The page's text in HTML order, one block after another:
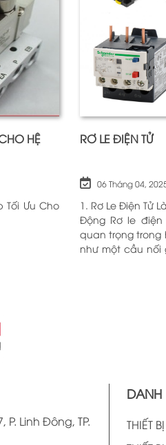
HỆ
Tối Ưu Cho
RƠ LE ĐIỆN TỬ
06 Tháng 04,
1. Rơ Le Điện Tử Là Gì? Định Nghĩa và
Động Rơ le điện tử là một thiết bị điện tử cực kỳ
quan trọng trong
như một cầu nối
nghệ hiện đại,
Linh Đông, TP.
THIẾT